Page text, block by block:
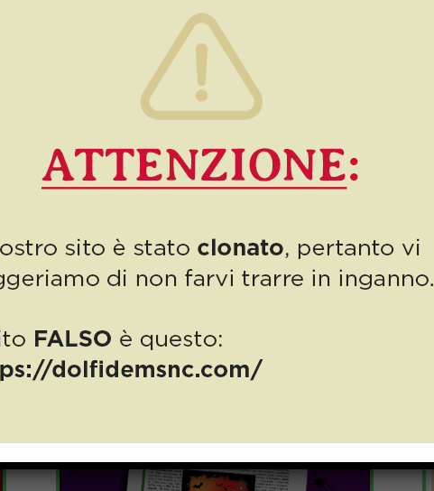
ovvero il programma ONU per l’ambiente, ha parlato di
ecologiche. Nella sua espressione più semplice, un’economia
risorse e socialmente inclusiva”.
solo la produzione, ma anche l’impatto che essa avrà
del privato e finanziamenti pubblici, adiminuire le emissioni di
che faccia crescere l’economia e dunque il Paese senza tuttavia
il consumo eccessivo delle materie prime determinano infatti un
posti di lavoro (in settori come l’agricoltura, la produzione di
in riforme e incentivi per la tutela delle risorse naturali, nel
delle operazioni dannose per l’ambiente.
di energie rinnovabili, alternative alle forme tradizionali, ad
di scarto, sia domestico che industriale, e lariconversione sostenibile
ultimi anni si è certamente rivelata fondamentale per l’economia: ha